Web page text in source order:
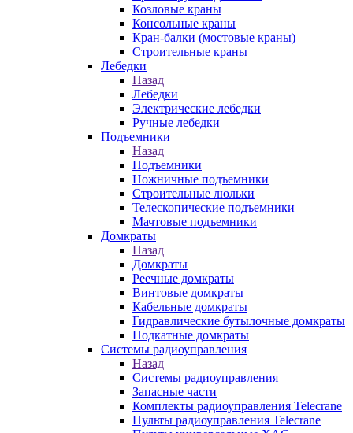
Козловые краны
Консольные краны
Кран-балки (мостовые краны)
Строительные краны
Лебедки
Назад
Лебедки
Электрические лебедки
Ручные лебедки
Подъемники
Назад
Подъемники
Ножничные подъемники
Строительные люльки
Телескопические подъемники
Мачтовые подъемники
Домкраты
Назад
Домкраты
Реечные домкраты
Винтовые домкраты
Кабельные домкраты
Гидравлические бутылочные домкраты
Подкатные домкраты
Системы радиоуправления
Назад
Системы радиоуправления
Запасные части
Комплекты радиоуправления Telecrane
Пульты радиоуправления Telecrane